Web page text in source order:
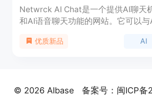
Netwrck AI Chat是一个提供AI聊天
和AI语音聊天功能的网站。它可以与
Chat可以用于各种场景，如娱乐、
优质新品 AI
© 2026 AIbase 备案号：闽ICP